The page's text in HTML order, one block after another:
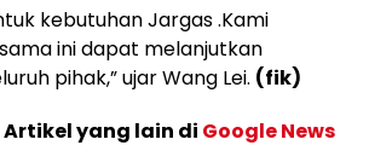
kebutuhan Jargas .Kami
ini dapat melanjutkan
pihak,” ujar Wang Lei. (fik)
yang lain di Google News